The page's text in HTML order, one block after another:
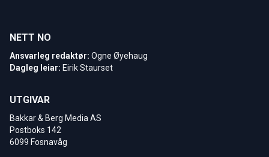
NETT NO
Ansvarleg redaktør: Ogne Øyehaug
Dagleg leiar: Eirik Staurset
UTGIVAR
Bakkar & Berg Media AS
Postboks 142
6099 Fosnavåg